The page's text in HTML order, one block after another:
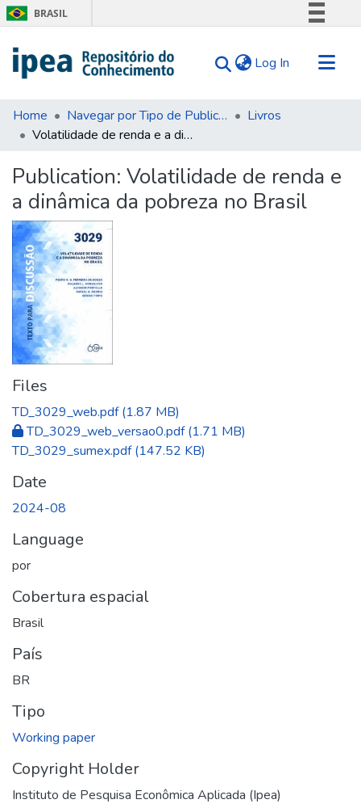
BRASIL
Comunica BR
Acesso à informação
Log In (current)
Communities & Collections
Search for
Statistics
Home Navegar por Tipo de Publicação
Livros
Volatilidade de renda e a dinâmica da pobreza no Brasil
Publication: Volatilidade de renda e
a dinâmica da pobreza no Brasil
Files
TD_3029_web.pdf(1.87 MB)
TD_3029_web_versao0.pdf(1.71 MB)
TD_3029_sumex.pdf(147.52 KB)
Date
2024-08
Language
por
Cobertura espacial
Brasil
País
BR
Tipo
Working paper
Copyright Holder
Instituto de Pesquisa Econômica Aplicada (Ipea)